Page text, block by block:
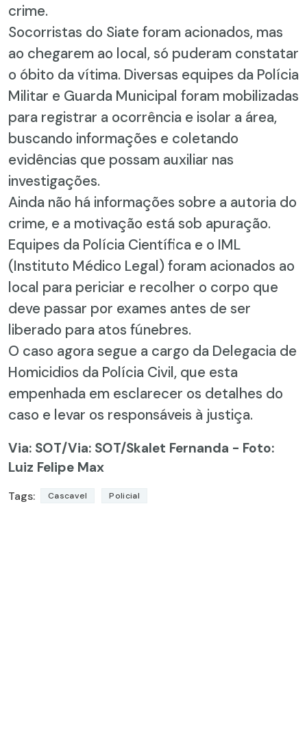
crime.
Socorristas do Siate foram acionados, mas
ao chegarem ao local, só puderam constatar
o óbito da vítima. Diversas equipes da Polícia
Militar e Guarda Municipal foram mobilizadas
para registrar a ocorrência e isolar a área,
buscando informações e coletando
evidências que possam auxiliar nas
investigações.
Ainda não há informações sobre a autoria do
crime, e a motivação está sob apuração.
Equipes da Polícia Científica e o IML
(Instituto Médico Legal) foram acionados ao
local para periciar e recolher o corpo que
deve passar por exames antes de ser
liberado para atos fúnebres.
O caso agora segue a cargo da Delegacia de
Homicidios da Polícia Civil, que esta
empenhada em esclarecer os detalhes do
caso e levar os responsáveis à justiça.
Via: SOT/Via: SOT/Skalet Fernanda - Foto:
Luiz Felipe Max
Tags: Cascavel Policial